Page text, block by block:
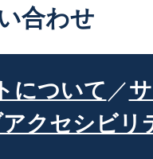
合わせ
について
クセシビリ